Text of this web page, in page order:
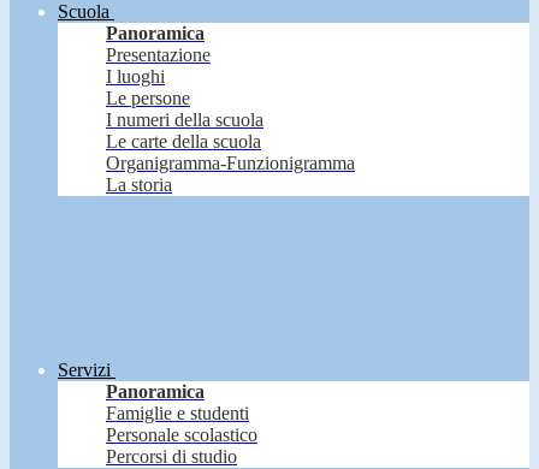
Scuola
Panoramica
Presentazione
I luoghi
Le persone
I numeri della scuola
Le carte della scuola
Organigramma-Funzionigramma
La storia
Servizi
Panoramica
Famiglie e studenti
Personale scolastico
Percorsi di studio